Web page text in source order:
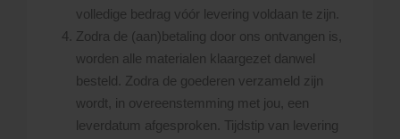
volledige bedrag vóór levering voldaan te zijn.
Zodra de (aan)betaling door ons ontvangen is,
worden alle materialen klaargezet danwel
besteld. Zodra de goederen verzameld zijn
wordt, in overeenstemming met jou, een
leverdatum afgesproken. Tijdstip van levering